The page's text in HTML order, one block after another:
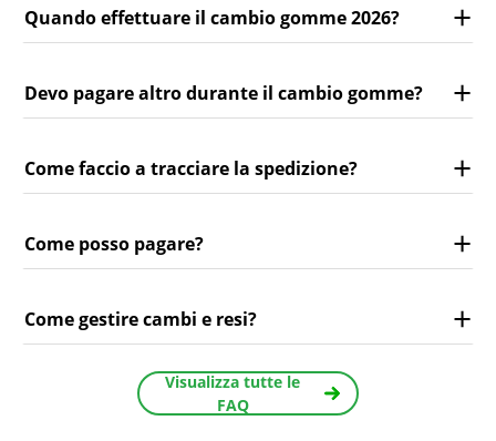
Quando effettuare il cambio gomme 2026?
Devo pagare altro durante il cambio gomme?
Come faccio a tracciare la spedizione?
Come posso pagare?
Come gestire cambi e resi?
Visualizza tutte le
FAQ